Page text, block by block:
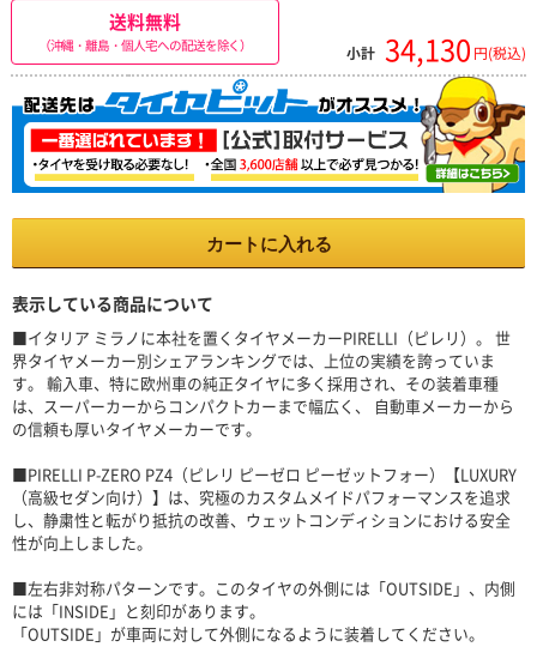
送料無料
（沖縄・離島・個人宅への配送を除く） 小計 34,130 円(税込)
カートに入れる
表示している商品について
■イタリア ミラノに本社を置くタイヤメーカーPIRELLI（ピレリ）。 世
界タイヤメーカー別シェアランキングでは、上位の実績を誇っていま
す。 輸入車、特に欧州車の純正タイヤに多く採用され、その装着車種
は、スーパーカーからコンパクトカーまで幅広く、 自動車メーカーから
の信頼も厚いタイヤメーカーです。
■PIRELLI P-ZERO PZ4（ピレリ ピーゼロ ピーゼットフォー）【LUXURY
（高級セダン向け）】は、究極のカスタムメイドパフォーマンスを追求
し、静粛性と転がり抵抗の改善、ウェットコンディションにおける安全
性が向上しました。
■左右非対称パターンです。このタイヤの外側には「OUTSIDE」、内側
には「INSIDE」と刻印があります。
「OUTSIDE」が車両に対して外側になるように装着してください。